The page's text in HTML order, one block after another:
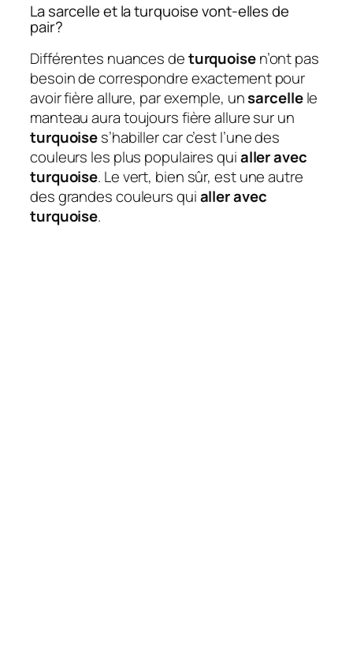
La sarcelle et la turquoise vont-elles de
pair?
Différentes nuances deturquoisen’ont pas
besoin de correspondre exactement pour
avoir fière allure, par exemple, unsarcellele
manteau aura toujours fière allure sur un
turquoises’habiller car c’est l’une des
couleurs les plus populaires quialler avec
turquoise. Le vert, bien sûr, est une autre
des grandes couleurs quialler avec
turquoise.